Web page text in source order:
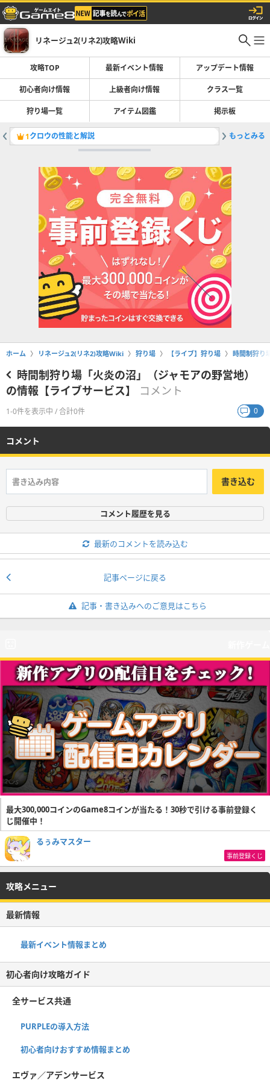
リネージュ2(リネ2)攻略Wiki
攻略TOP 最新イベント情報 アップデート情報
初心者向け情報 上級者向け情報 クラス一覧
狩り場一覧 アイテム図鑑 掲示板
1クロウの性能と解説 2ホムン
もっとみる
ホーム リネージュ2(リネ2)攻略Wiki 狩り場 【ライブ】狩り場 時間制狩り
時間制狩り場「火炎の沼」（ジャモアの野営地）
の情報【ライブサービス】
コメント
1-0件を表示中 / 合計0件 0
コメント
書き込む
コメント履歴を見る
最新のコメントを読み込む
記事ページに戻る
記事・書き込みへのご意見はこちら
最大300,000コインのGame8コインが当たる！30秒で引ける事前登録く
じ開催中！
るぅみマスター
事前登録くじ
攻略メニュー
最新情報
最新イベント情報まとめ
初心者向け攻略ガイド
全サービス共通
PURPLEの導入方法
初心者向けおすすめ情報まとめ
エヴァ／アデンサービス